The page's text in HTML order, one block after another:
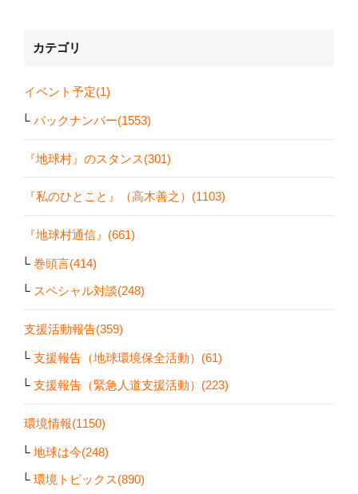
カテゴリ
イベント予定(1)
バックナンバー(1553)
『地球村』のスタンス(301)
『私のひとこと』（高木善之）(1103)
『地球村通信』(661)
巻頭言(414)
スペシャル対談(248)
支援活動報告(359)
支援報告（地球環境保全活動）(61)
支援報告（緊急人道支援活動）(223)
環境情報(1150)
地球は今(248)
環境トピックス(890)